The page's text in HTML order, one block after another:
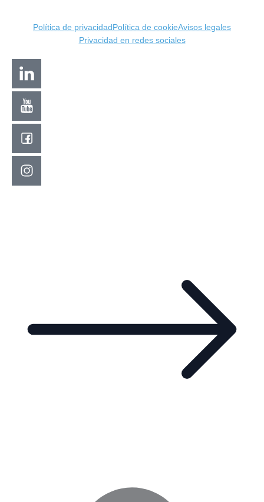
Política de privacidad Política de cookieAvisos legales
Privacidad en redes sociales